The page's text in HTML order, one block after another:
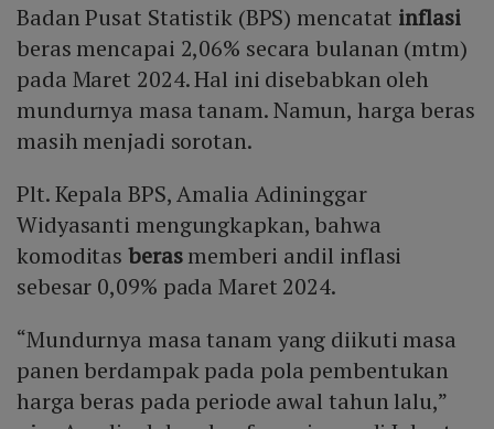
Badan Pusat Statistik (BPS) mencatat inflasi
beras mencapai 2,06% secara bulanan (mtm)
pada Maret 2024. Hal ini disebabkan oleh
mundurnya masa tanam. Namun, harga beras
masih menjadi sorotan.
Plt. Kepala BPS, Amalia Adininggar
Widyasanti mengungkapkan, bahwa
komoditasberasmemberi andil inflasi
sebesar 0,09% pada Maret 2024.
“Mundurnya masa tanam yang diikuti masa
panen berdampak pada pola pembentukan
harga beras pada periode awal tahun lalu,”